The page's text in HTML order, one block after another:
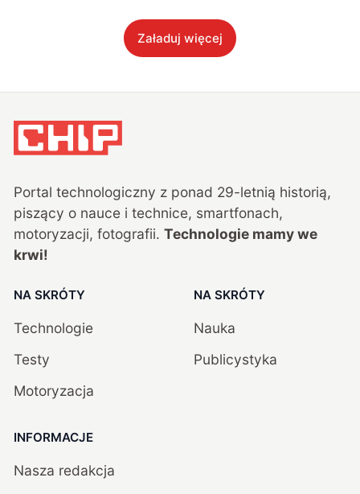
Załaduj więcej
Portal technologiczny z ponad 29-letnią historią,
piszący o nauce i technice, smartfonach,
motoryzacji, fotografii. Technologie mamy we
krwi!
NA SKRÓTY
Technologie
Testy
Motoryzacja
NA SKRÓTY
Nauka
Publicystyka
INFORMACJE
Nasza redakcja